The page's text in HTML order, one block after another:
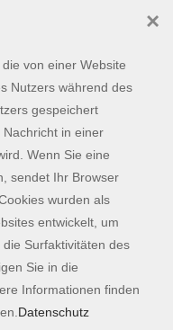
werden.
Kontaktformular
Impressum
AGB
Datenschutzerklärung
von einer Website
Nutzers während des
gespeichert
in einer
Wenn Sie eine
sendet Ihr Browser
wurden als
entwickelt, um
Surfaktivitäten des
Sie in die
Informationen finden
Datenschutz
×